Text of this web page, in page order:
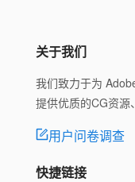
关于我们
我们致力于为
提供优质的CG资源
用户问卷调查
快捷链接